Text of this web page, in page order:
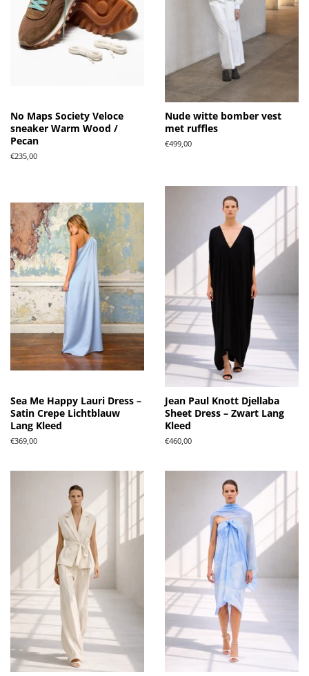
No Maps Society Veloce
sneaker Warm Wood /
Pecan
Normale
€235,00
Nude witte bomber vest
met ruffles
Normale
€499,00
Sea Me Happy Lauri Dress –
Satin Crepe Lichtblauw
Lang Kleed
Normale
€369,00
Jean Paul Knott Djellaba
Sheet Dress – Zwart Lang
Kleed
Normale
€460,00